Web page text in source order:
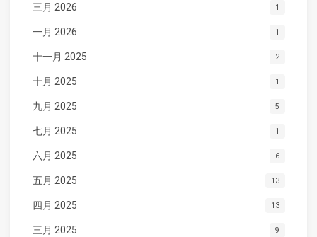
三月 2026 1
一月 2026 1
十一月 2025 2
十月 2025 1
九月 2025 5
七月 2025 1
六月 2025 6
五月 2025 13
四月 2025 13
三月 2025 9